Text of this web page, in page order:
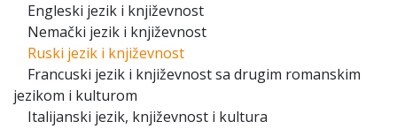
Engleski jezik i književnost
Nemački jezik i književnost
Ruski jezik i književnost
Francuski jezik i književnost sa drugim romanskim
jezikom i kulturom
Italijanski jezik, književnost i kultura